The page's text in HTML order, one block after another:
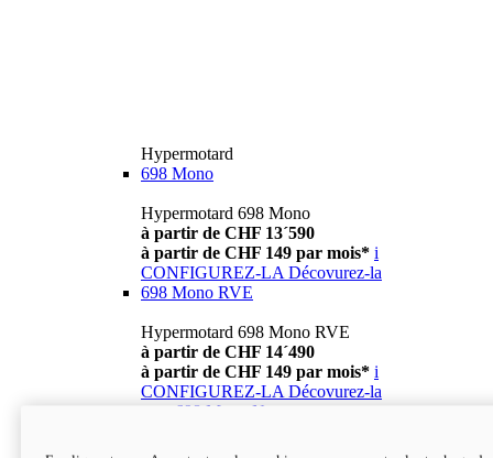
Hypermotard
698 Mono
Hypermotard 698 Mono
à partir de CHF 13´590
à partir de CHF 149 par mois* i
CONFIGUREZ-LA Décovurez-la
698 Mono RVE
Hypermotard 698 Mono RVE
à partir de CHF 14´490
à partir de CHF 149 par mois* i
CONFIGUREZ-LA Décovurez-la
698 Mono Nera
Hypermotard 698 Mono Nera